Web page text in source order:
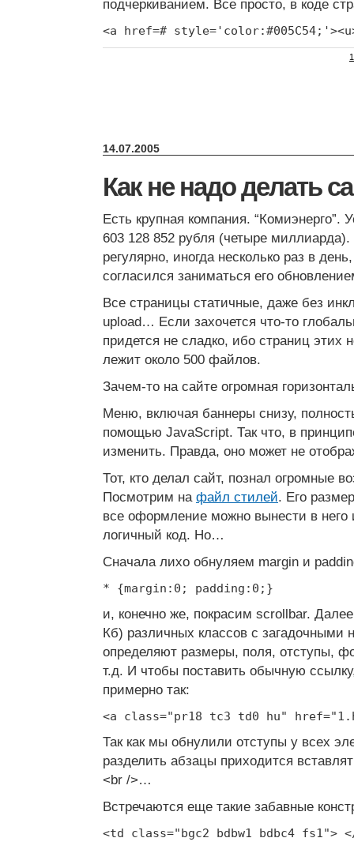
подчеркиванием. Все просто, в коде
<a href=#
14.07.2005
Как не надо делать
Есть крупная компания. “Комиэнерго”.
603 128 852 рубля (четыре
регулярно, иногда несколько раз в
согласился заниматься его
Все страницы статичные, даже без
upload… Если захочется что-то
придется не сладко, ибо страниц этих
лежит около 500 файлов.
Зачем-то на сайте огромная
Меню, включая баннеры снизу,
помощью JavaScript. Так что, в
изменить. Правда, оно может не
Тот, кто делал сайт, познал огромные
Посмотрим на файл стилей. Его
все оформление можно вынести в него
логичный код. Но…
Сначала лихо обнуляем margin и
* {margin:0; padding:0;}
и, конечно же, покрасим scrollbar.
Кб) различных классов с загадочными
определяют размеры, поля, отступы,
т.д. И чтобы поставить обычную
примерно так:
<a class="pr18 tc3 td0 hu"
Так как мы обнулили отступы у всех
разделить абзацы приходится
<br />…
Встречаются еще такие забавные
<td class="bgc2 bdbw1 bdbc4 fs1">